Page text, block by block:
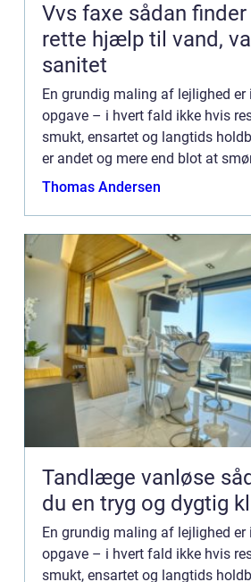
Vvs faxe sådan finder du den
rette hjælp til vand,
sanitet
En grundig maling af lejlighed er
opgave – i hvert fald ikke hvis
smukt, ensartet og langtids
er andet og mere end blot at
vægge. Det forarbej...
Thomas Andersen
Tandlæge vanløse sådan vælger
du en tryg og dygtig
En grundig maling af lejlighed er
opgave – i hvert fald ikke hvis
smukt, ensartet og langtids